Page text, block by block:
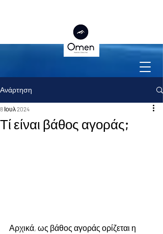
Ανάρτηση
Τί είναι βάθος αγοράς;
8 Ιουλ 2024
Αρχικά, ως βάθος αγοράς ορίζεται η